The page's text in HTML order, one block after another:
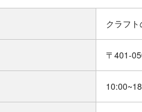
クラフ
〒401-